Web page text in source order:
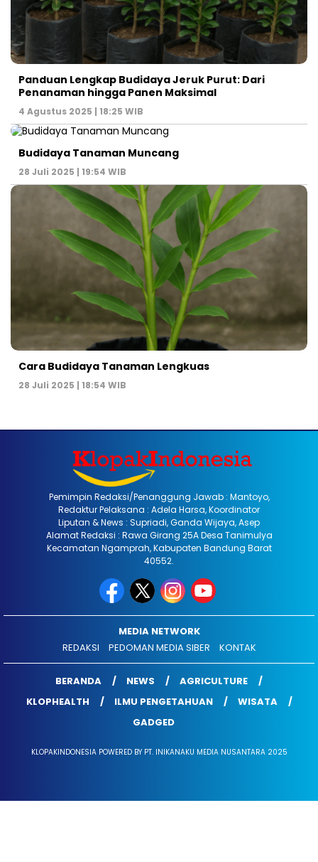
Panduan Lengkap Budidaya Jeruk Purut: Dari
Penanaman hingga Panen Maksimal
4 Agustus 2025 | 18:25 WIB
Budidaya Tanaman Muncang
28 Juli 2025 | 19:54 WIB
Cara Budidaya Tanaman Lengkuas
28 Juli 2025 | 18:54 WIB
Pemimpin Redaksi/Penanggung Jawab : Mantoyo,
Redaktur Pelaksana : Adela Harsa, Koordinator
Liputan & News : Supriadi, Ganda Wijaya, Asep
Alamat Redaksi : Rawa Girang 25A Desa Tanimulya
Kecamatan Ngamprah, Kabupaten Bandung Barat
40552.
MEDIA NETWORK
REDAKSI
PEDOMAN MEDIA SIBER KONTAK
BERANDA NEWS
AGRICULTURE
KLOPHEALTH
ILMU PENGETAHUAN
WISATA
GADGED
KLOPAKINDONESIA POWERED BY PT. INIKANAKU MEDIA NUSANTARA 2025